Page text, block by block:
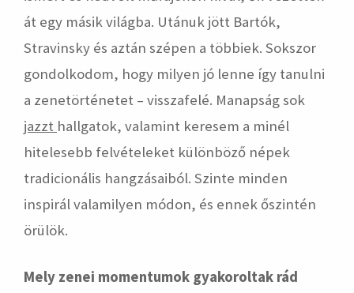
át egy másik világba. Utánuk jött Bartók,
Stravinsky és aztán szépen a többiek. Sokszor
gondolkodom, hogy milyen jó lenne így tanulni
a zenetörténetet – visszafelé. Manapság sok
jazzt hallgatok, valamint keresem a minél
hitelesebb felvételeket különböző népek
tradicionális hangzásaiból. Szinte minden
inspirál valamilyen módon, és ennek őszintén
örülök.
Mely zenei momentumok gyakoroltak rád